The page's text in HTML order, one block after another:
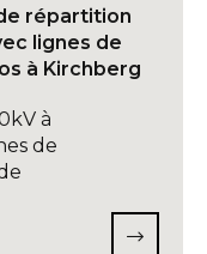
répartition
lignes de
à Kirchberg
à
de